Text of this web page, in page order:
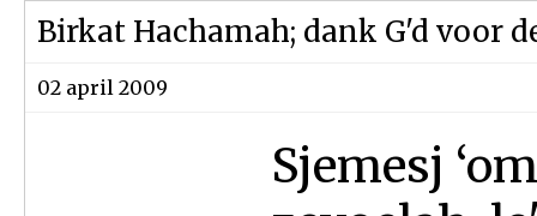
Birkat Hachamah; dank G'd voor
02 april 2009
Sjemesj